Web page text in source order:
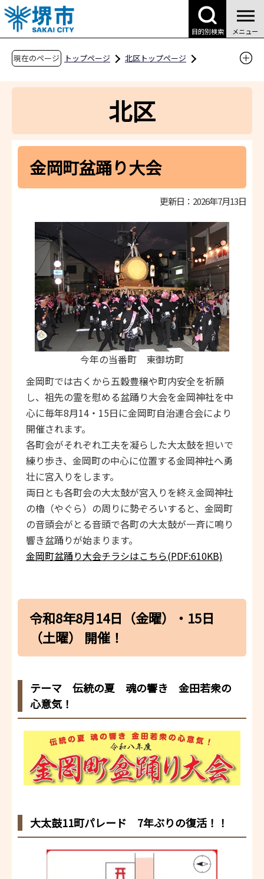
こ
の
ペ
目的別検索 メニュー
現在のページ トップページ
北区トップページ
北区
金岡町盆踊り大会
更新日：2026年7月13日
今年の当番町 東御坊町
金岡町では古くから五穀豊穣や町内安全を祈願
し、祖先の霊を慰める盆踊り大会を金岡神社を中
心に毎年8月14・15日に金岡町自治連合会により
開催されます。
各町会がそれぞれ工夫を凝らした大太鼓を担いで
練り歩き、金岡町の中心に位置する金岡神社へ勇
壮に宮入りをします。
両日とも各町会の大太鼓が宮入りを終え金岡神社
の櫓（やぐら）の周りに勢ぞろいすると、金岡町
の音頭会がとる音頭で各町の大太鼓が一斉に鳴り
響き盆踊りが始まります。
金岡町盆踊り大会チラシはこちら(PDF:610KB)
令和8年8月14日（金曜）・15日
（土曜） 開催！
テーマ 伝統の夏 魂の響き 金田若衆の
心意気！
大太鼓11町パレード 7年ぶりの復活！！